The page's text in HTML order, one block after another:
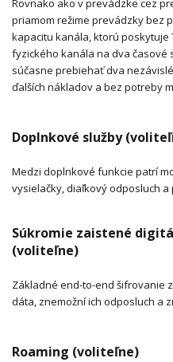
Rovnako ako v prevádzke cez
priamom režime prevádzky bez
kapacitu kanála, ktorú poskytuje
fyzického kanála na dva časové
súčasne prebiehať dva
ďalších nákladov a bez potreby
Doplnkové služby
Medzi doplnkové funkcie patrí
vysielačky, diaľkový odposluch
Súkromie zaistené
(voliteľne)
Základné end-to-end šifrovanie
dáta, znemožní ich odposluch a
Roaming (voliteľne)